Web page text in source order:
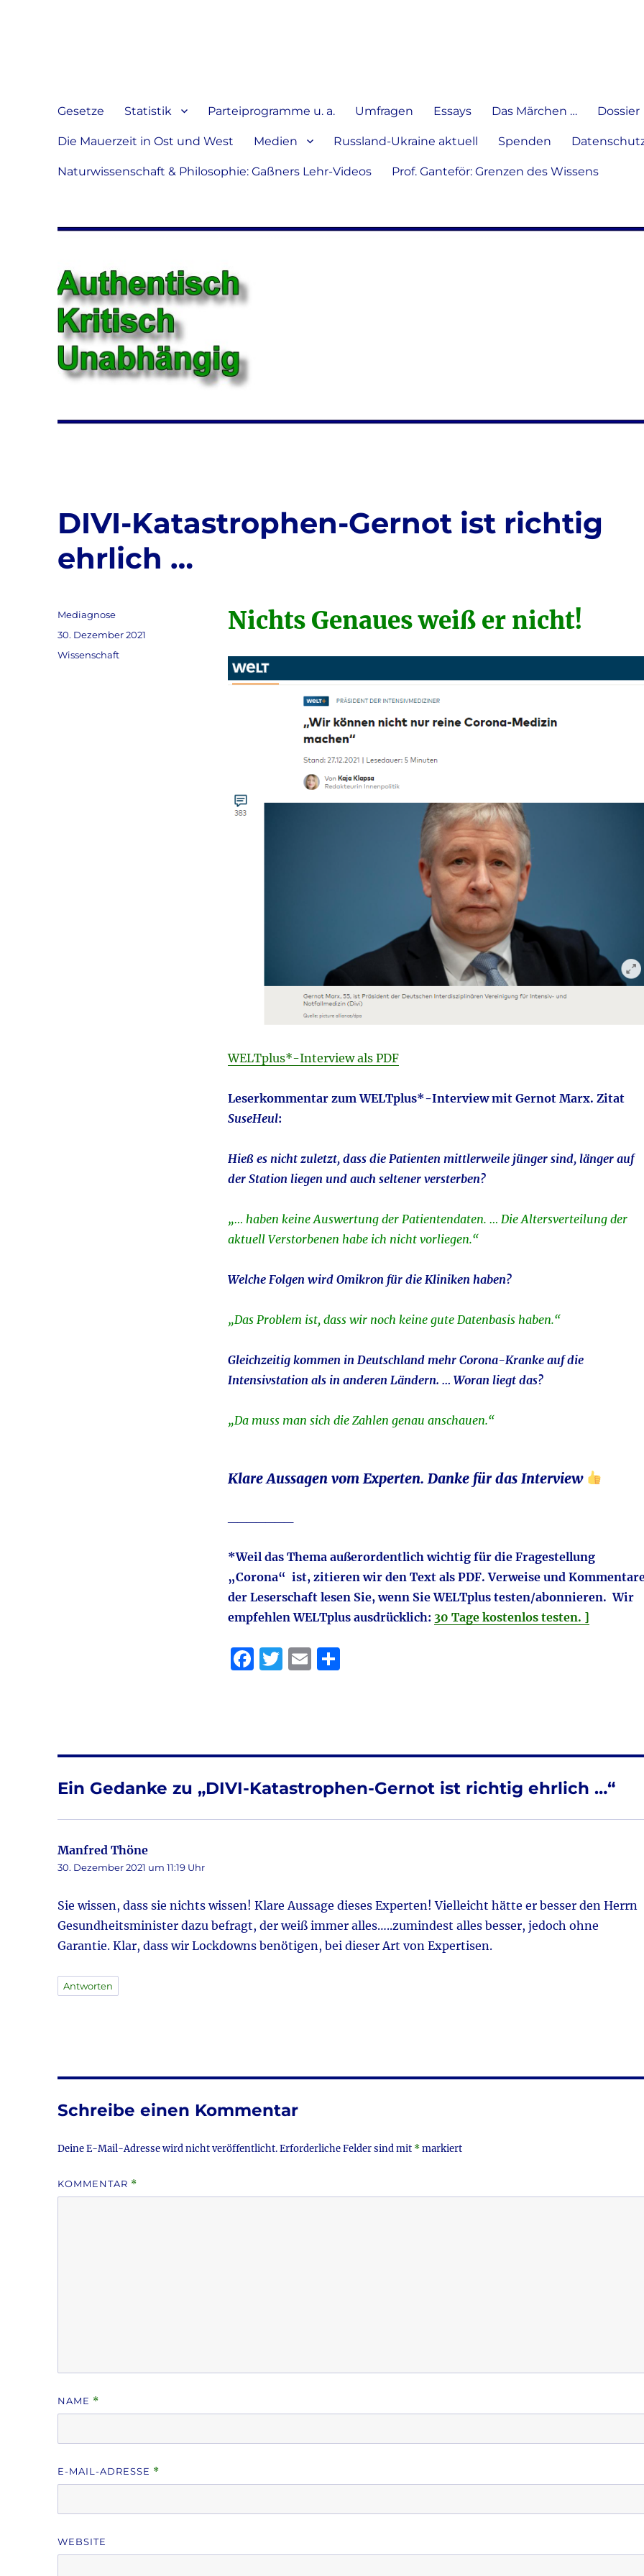
verbreiten
Gesetze Statistik Parteiprogramme u. a. Umfragen Essays Das Märchen … Dossier
Die Mauerzeit in Ost und West Medien Russland-Ukraine aktuell Spenden
Naturwissenschaft & Philosophie: Gaßners Lehr-Videos Prof. Ganteför: Grenzen des Wissens
DIVI-Katastrophen-Gernot ist richtig
ehrlich …
Nichts Genaues weiß er nicht!
WELTplus*-Interview als PDF
Leserkommentar zum WELTplus*-Interview mit Gernot Marx. Zitat
SuseHeul:
Hieß es nicht zuletzt, dass die Patienten mittlerweile jünger sind, länger auf
der Station liegen und auch seltener versterben?
„… haben keine Auswertung der Patientendaten. … Die Altersverteilung der
aktuell Verstorbenen habe ich nicht vorliegen.“
Welche Folgen wird Omikron für die Kliniken haben?
„Das Problem ist, dass wir noch keine gute Datenbasis haben.“
Gleichzeitig kommen in Deutschland mehr Corona-Kranke auf die
Intensivstation als in anderen Ländern. … Woran liegt das?
„Da muss man sich die Zahlen genau anschauen.“
Klare Aussagen vom Experten. Danke für das Interview
*Weil das Thema außerordentlich wichtig für die Fragestellung
„Corona“ ist, zitieren wir den Text als PDF. Verweise und
der Leserschaft lesen Sie, wenn Sie WELTplus testen/abonnieren.Wir
empfehlen WELTplus ausdrücklich: 30 Tage kostenlos testen. ]
F
b
o
k
T
r
E T
Autor
Mediagnose
Veröffentlicht
am
30. Dezember 2021
Kategorien
Wissenschaft
Ein Gedanke zu „DIVI-Katastrophen-Gernot ist richtig ehrlich …“
Manfred Thöne
30. Dezember 2021 um 11:19 Uhr
Sie wissen, dass sie nichts wissen! Klare Aussage dieses Experten! Vielleicht hätte er besser den Herrn
Gesundheitsminister dazu befragt, der weiß immer alles…..zumindest alles besser, jedoch ohne
Garantie. Klar, dass wir Lockdowns benötigen, bei dieser Art von Expertisen.
Antworten
Schreibe einen Kommentar
Deine E-Mail-Adresse wird nicht veröffentlicht.Erforderliche Felder sind mit *markiert
KOMMENTAR *
NAME *
E-MAIL-ADRESSE *
WEBSITE